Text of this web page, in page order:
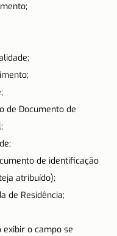
de Documento de
de identificação
atribuído);
de Residência;
exibir o campo se